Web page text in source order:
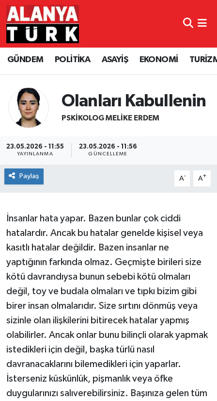
GÜNDEM POLİTİKA ASAYİŞ EKONOMİ
Olanları Kabullenin
PSKIKOLOG MELIKE ERDEM
23.05.2026 - 11:55
YAYINLANMA
23.05.2026 - 11:56
GÜNCELLEME
Paylaş A- A+
İnsanlar hata yapar. Bazen bunlar çok ciddi
hatalardır. Ancak bu hatalar genelde kişisel veya
kasıtlı hatalar değildir. Bazen insanlar ne
yaptığının farkında olmaz. Geçmişte birileri size
kötü davrandıysa bunun sebebi kötü olmaları
değil, toy ve budala olmaları ve tıpkı bizim gibi
birer insan olmalarıdır. Size sırtını dönmüş veya
sizinle olan ilişkilerini bitirecek hatalar yapmış
olabilirler. Ancak onlar bunu bilinçli olarak yapmak
istedikleri için değil, başka türlü nasıl
davranacaklarını bilemedikleri için yaparlar.
İsterseniz küskünlük, pişmanlık veya öfke
duygularınızı salıverebilirsiniz. Başınıza gelen tüm
GÜNDEM
POLİTİKA
ASAYİŞ
EKONOMİ
ÇEVRE
Nöbetçi Eczaneler
Hava Durumu
Namaz Vakitleri
Trafik Durumu
Son Dakika Haberleri